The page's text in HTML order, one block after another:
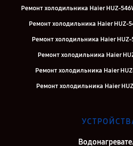
Ремонт холодильника Haier HUZ-
Ремонт холодильника Haier HUZ-
Ремонт холодильника Haier HUZ-
Ремонт холодильника Haier
Ремонт холодильника Haier
Ремонт холодильника Haier
Ремонт холодильника Haier